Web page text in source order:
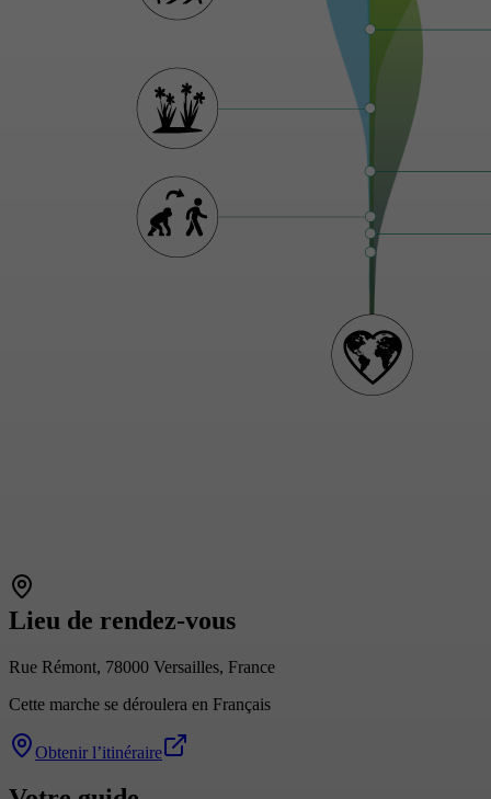
Lieu de rendez-vous
Rue Rémont, 78000 Versailles, France
Cette marche se déroulera en Français
Obtenir l’itinéraire